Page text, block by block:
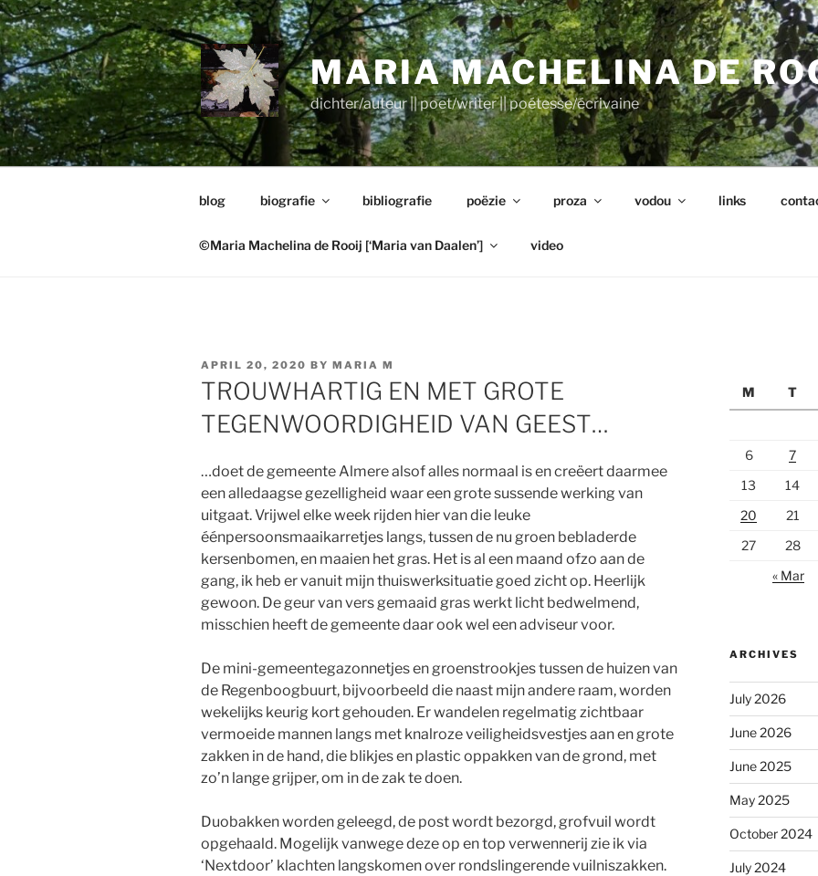
Skip
to
content
MARIA MACHELINA DE
dichter/auteur || poet/writer || poétesse/écrivaine
blog biografie bibliografie poëzie proza vodou links
©Maria Machelina de Rooij [‘Maria van Daalen’] video
POSTED
ON
APRIL 20, 2020 BY MARIA M
TROUWHARTIG EN MET GROTE
TEGENWOORDIGHEID VAN GEEST…
…doet de gemeente Almere alsof alles normaal is en creëert daarmee
een alledaagse gezelligheid waar een grote sussende werking van
uitgaat. Vrijwel elke week rijden hier van die leuke
éénpersoonsmaaikarretjes langs, tussen de nu groen bebladerde
kersenbomen, en maaien het gras. Het is al een maand ofzo aan de
gang, ik heb er vanuit mijn thuiswerksituatie goed zicht op. Heerlijk
gewoon. De geur van vers gemaaid gras werkt licht bedwelmend,
misschien heeft de gemeente daar ook wel een adviseur voor.
De mini-gemeentegazonnetjes en groenstrookjes tussen de huizen van
de Regenboogbuurt, bijvoorbeeld die naast mijn andere raam, worden
wekelijks keurig kort gehouden. Er wandelen regelmatig zichtbaar
vermoeide mannen langs met knalroze veiligheidsvestjes aan en grote
zakken in de hand, die blikjes en plastic oppakken van de grond, met
zo’n lange grijper, om in de zak te doen.
Duobakken worden geleegd, de post wordt bezorgd, grofvuil wordt
opgehaald. Mogelijk vanwege deze op en top verwennerij zie ik via
‘Nextdoor’ klachten langskomen over rondslingerende vuilniszakken.
M
T
6
7
13
14
20
21
27
28
« Mar
ARCHIVES
July 2026
June 2026
June 2025
May 2025
October 2024
July 2024